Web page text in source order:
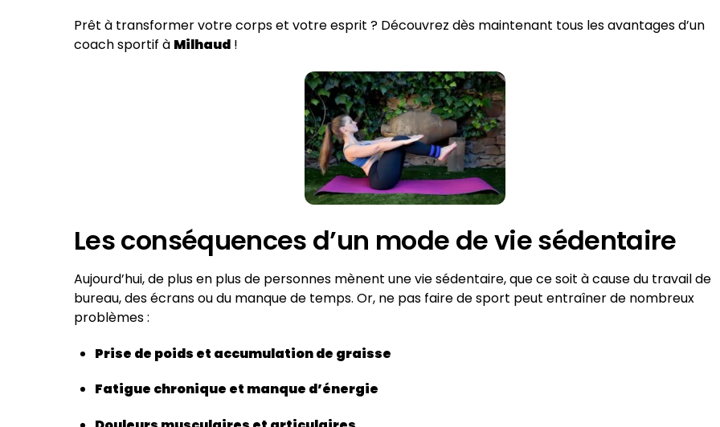
Prêt à transformer votre corps et votre esprit ? Découvrez dès maintenant tous les avantages d’un
coach sportif à Milhaud !
Les conséquences d’un mode de vie sédentaire
Aujourd’hui, de plus en plus de personnes mènent une vie sédentaire, que ce soit à cause du travail de
bureau, des écrans ou du manque de temps. Or, ne pas faire de sport peut entraîner de nombreux
problèmes :
Prise de poids et accumulation de graisse
Fatigue chronique et manque d’énergie